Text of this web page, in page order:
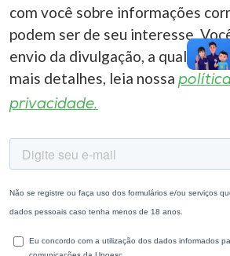
com você sobre informações
podem ser de seu interesse.
envio da divulgação, a qualquer
mais detalhes, leia nossa
privacidade.